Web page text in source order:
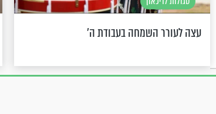
עצה לעורר השמחה בעבודת ה’